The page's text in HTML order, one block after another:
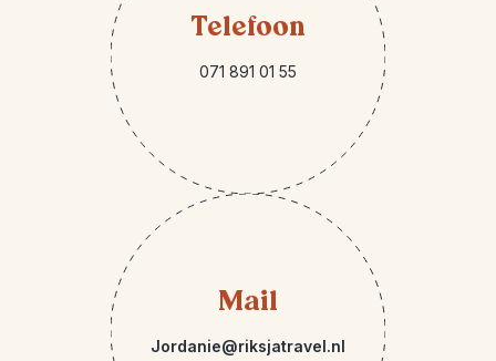
Telefoon
071 891 01 55
Mail
Jordanie@riksjatravel.nl